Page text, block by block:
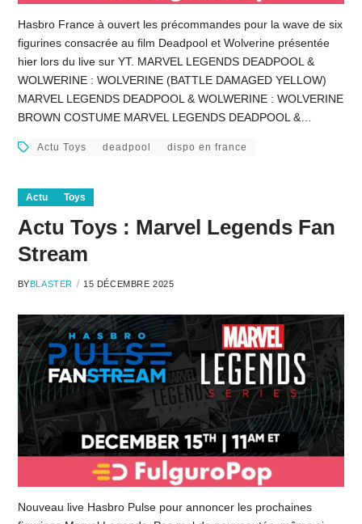
Hasbro France à ouvert les précommandes pour la wave de six
figurines consacrée au film Deadpool et Wolverine présentée
hier lors du live sur YT. MARVEL LEGENDS DEADPOOL &
WOLWERINE : WOLVERINE (BATTLE DAMAGED YELLOW)
MARVEL LEGENDS DEADPOOL & WOLWERINE : WOLVERINE
BROWN COSTUME MARVEL LEGENDS DEADPOOL &…
Actu Toys deadpool dispo en france
Actu Toys
Actu Toys : Marvel Legends Fan
Stream
BYBLASTER 15 DÉCEMBRE 2025
Nouveau live Hasbro Pulse pour annoncer les prochaines